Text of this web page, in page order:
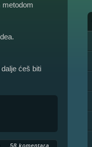
metodom
ćeš biti
58 komentara